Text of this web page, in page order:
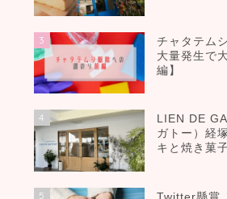
3
チャタテム
大量発生で
編】
4
LIEN DE
ガトー）経
キと焼き菓
5